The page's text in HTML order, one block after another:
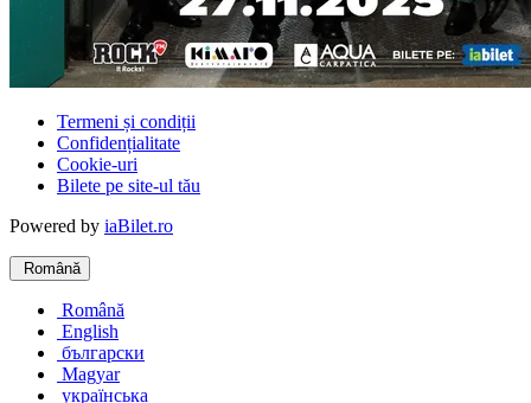
Termeni și condiții
Confidențialitate
Cookie-uri
Bilete pe site-ul tău
Powered by iaBilet.ro
Română
Română
English
български
Magyar
українська